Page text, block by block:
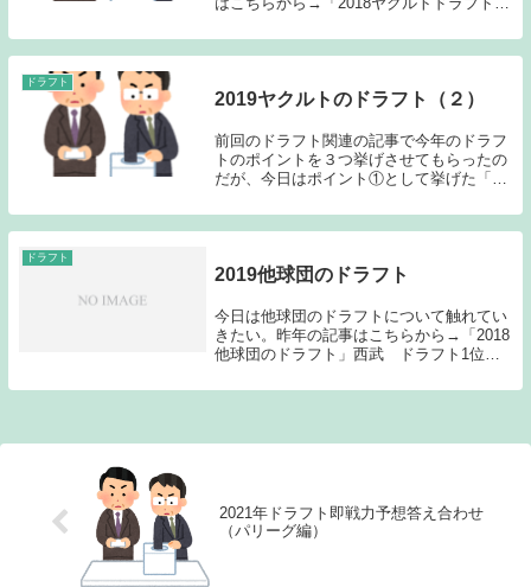
投右打 投手外れ 河野 竜生（JFE西日
本） 左投左打 投手2位 伊勢 大夢
ドラフト
2019ヤクルトのドラフト（２）
前回のドラフト関連の記事で今年のドラフ
トのポイントを３つ挙げさせてもらったの
だが、今日はポイント①として挙げた「１
という部分について少し書いていきたい。
過去記事はこちらから→「2019ヤクルトの
ドラフト
2019他球団のドラフト
今日は他球団のドラフトについて触れてい
きたい。昨年の記事はこちらから→「2018
他球団のドラフト」西武 ドラフト1位
木を逃したものの1位宮川、2位浜屋、3位
2021年ドラフト即戦力予想答え合わせ
（パリーグ編）